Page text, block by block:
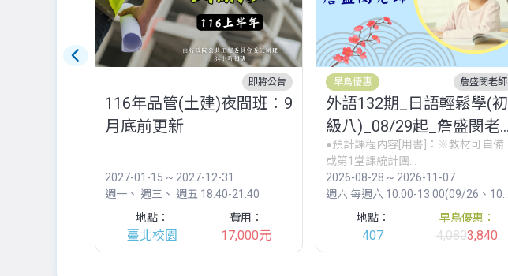
即將公告
116年品管(土建)夜間班：9
月底前更新
2027-01-15 ~ 2027-12-31
週一
週三 週五 18:40-21:40
地點：
臺北校園
費用：
17,000元
早鳥優惠 詹盛閔老師
外語132期_日語輕鬆學(初
級八)_08/29起_詹盛閔老
師
●預計課程內容[用書]：※教材可自備
或第1堂課統計團...
2026-08-28 ~ 2026-11-07
週六每週六 10:00-13:00(09/26、10/09、10/24停課)
地點：
407
早鳥優惠：
4,0803,840